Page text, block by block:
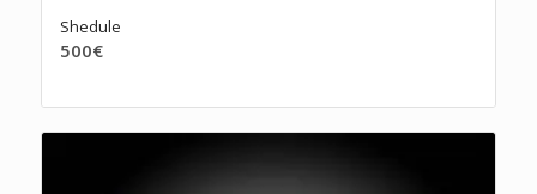
Shedule
500€